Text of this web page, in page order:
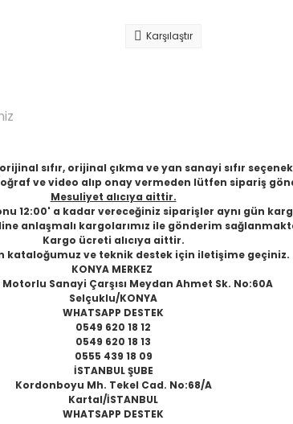
Karşılaştır
sıfır, orijinal çıkma ve yan sanayi sıfır
ve video alıp onay vermeden lütfen sipariş
Mesuliyet alıcıya aittir.
12:00' a kadar vereceğiniz siparişler aynı gün
anlaşmalı kargolarımız ile gönderim
Kargo ücreti alıcıya aittir.
kataloğumuz ve teknik destek için iletişime geçiniz.
KONYA MERKEZ
Sanayi Çarşısı Meydan Ahmet Sk. No:60A
Selçuklu/KONYA
WHATSAPP DESTEK
0549 620 18 12
0549 620 18 13
0555 439 18 09
İSTANBUL ŞUBE
Kordonboyu Mh. Tekel Cad. No:68/A
Kartal/İSTANBUL
WHATSAPP DESTEK